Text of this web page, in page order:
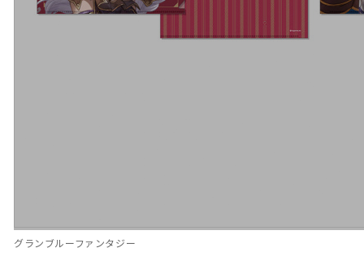
グランブルーファンタジー